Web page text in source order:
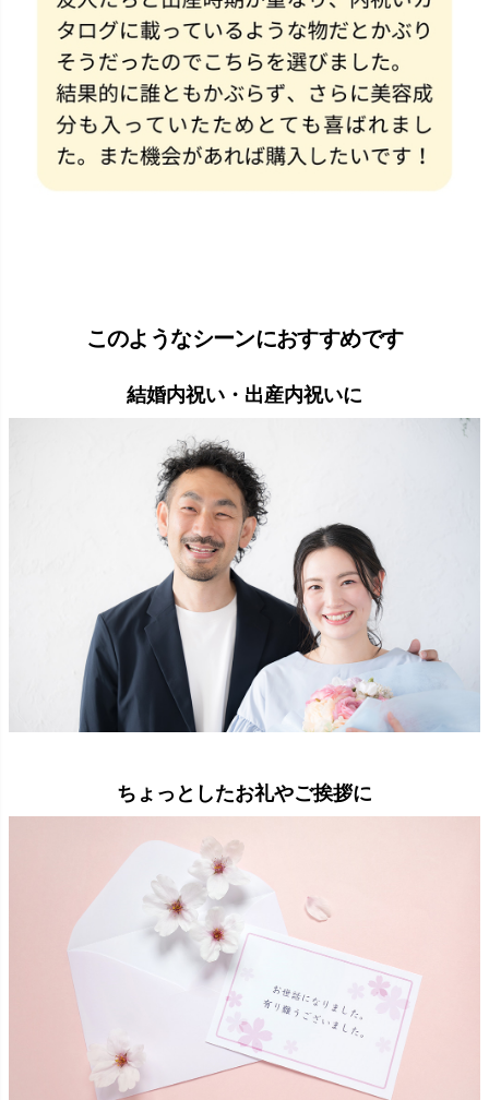
このようなシーンにおすすめです
結婚内祝い・出産内祝いに
ちょっとしたお礼やご挨拶に